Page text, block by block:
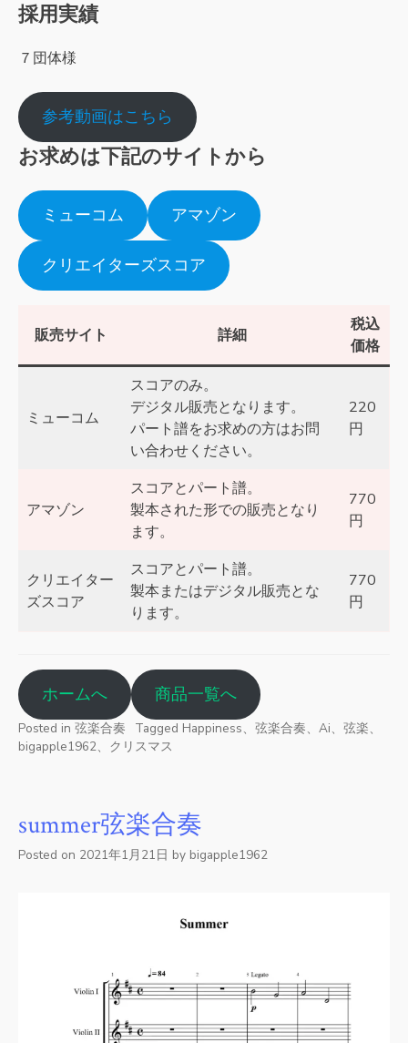
採用実績
７団体様
参考動画はこちら
お求めは下記のサイトから
ミューコム アマゾン
クリエイターズスコア
販売サイト 詳細
税込
価格
ミューコム
スコアのみ。
デジタル販売となります。
パート譜をお求めの方はお問
い合わせください。
220
円
アマゾン
スコアとパート譜。
製本された形での販売となり
ます。
770
円
クリエイター
ズスコア
スコアとパート譜。
製本またはデジタル販売とな
ります。
770
円
ホームへ 商品一覧へ
Posted in 弦楽合奏 Tagged Happiness、弦楽合奏、Ai、弦楽、
bigapple1962、クリスマス
summer弦楽合奏
Posted on 2021年1月21日 by bigapple1962